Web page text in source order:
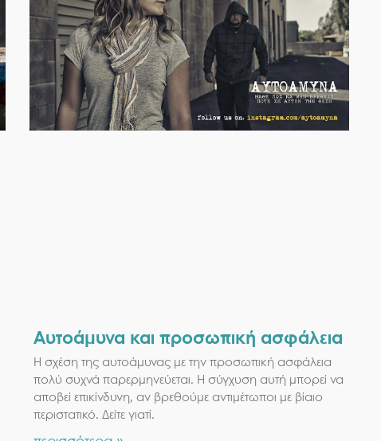
Αυτοάμυνα και προσωπική ασφάλεια
Η σχέση της αυτοάμυνας με την προσωπική ασφάλεια
πολύ συχνά παρερμηνεύεται. Η σύγχυση αυτή μπορεί να
αποβεί επικίνδυνη, αν βρεθούμε αντιμέτωποι με βίαιο
περιστατικό. Δείτε γιατί.